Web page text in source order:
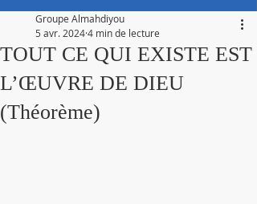
TOUT CE QUI EXISTE EST
L’ŒUVRE DE DIEU
(Théorème)
Groupe Almahdiyou
5 avr. 20244 min de lecture